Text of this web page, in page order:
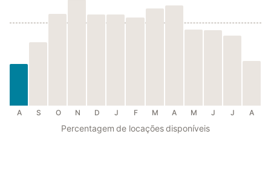
A S O N D J F M A M J J A
Percentagem de locações disponíveis